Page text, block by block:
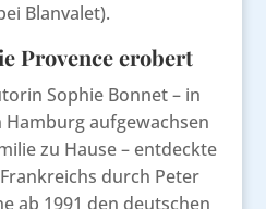
Blanvalet).
Provence erobert
Sophie Bonnet – in
aufgewachsen
zu Hause – entdeckte
durch Peter
ab 1991 den deutschen